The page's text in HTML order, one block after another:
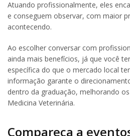
Atuando profissionalmente, eles
e conseguem observar, com maior
acontecendo.
Ao escolher conversar com
ainda mais benefícios, já que você
específica do que o mercado local
informação garante o
dentro da graduação, melhorando
Medicina Veterinária.
Compareça a